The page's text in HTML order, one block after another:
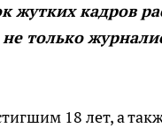
жутких кадров
только
18 лет, а